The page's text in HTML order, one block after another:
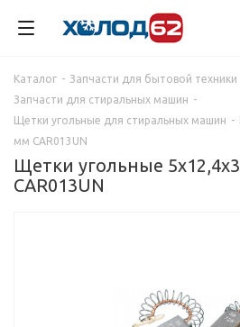
Каталог - Запчасти для бытовой техники
Запчасти для стиральных машин -
Щетки угольные для стиральных машин -
мм CAR013UN
Щетки угольные
CAR013UN